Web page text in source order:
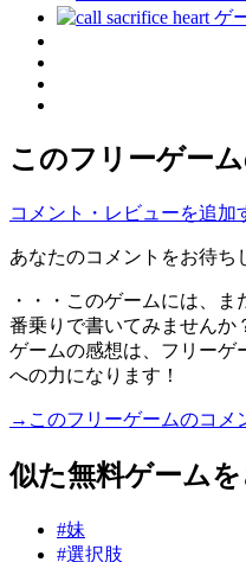
このフリーゲー
コメント・レビューを追加
あなたのコメントをお待ち
・・・このゲームには、
番乗りで書いてみませんか
ゲームの感想は、フリーゲ
への力になります！
→このフリーゲームのコメ
似た無料ゲームを
#妹
#選択肢